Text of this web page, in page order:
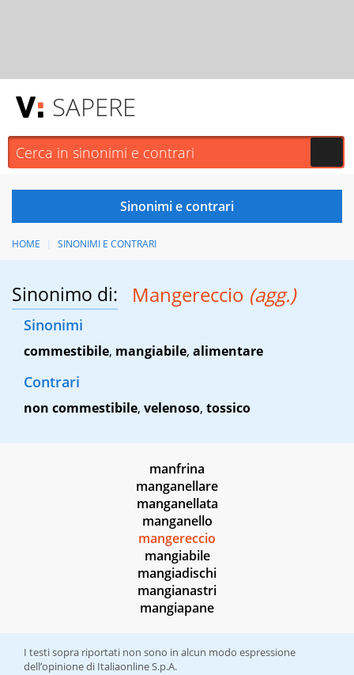
SAPERE
HOME SINONIMI E CONTRARI
Sinonimo di: Mangereccio (agg.)
Sinonimi
commestibile, mangiabile, alimentare
Contrari
non commestibile, velenoso, tossico
manfrina
manganellare
manganellata
manganello
mangereccio
mangiabile
mangiadischi
mangianastri
mangiapane
I testi sopra riportati non sono in alcun modo espressione
dell’opinione di Italiaonline S.p.A.